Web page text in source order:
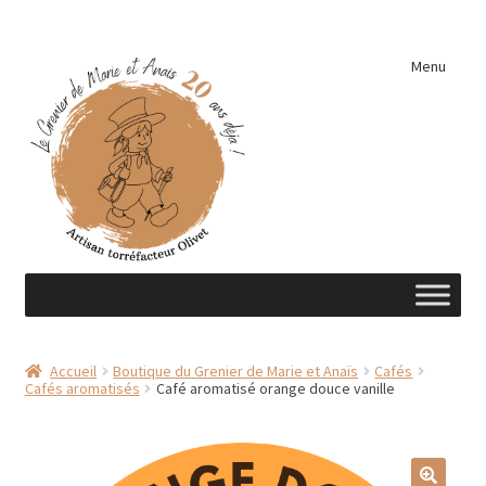
navigation
contenu
Menu
A découvrir …
Éléments de cuisine
Accueil Boutique du Grenier de Marie et Anaïs
Cafés
Cafés aromatisés
Café aromatisé orange douce vanille